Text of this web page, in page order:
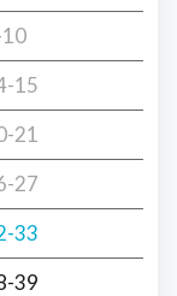
15
21
27
33
39